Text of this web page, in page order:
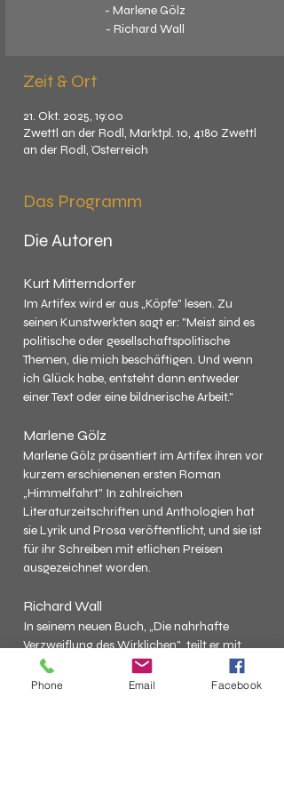
- Marlene Gölz
- Richard Wall
Zeit & Ort
21. Okt. 2025, 19:00
Zwettl an der Rodl, Marktpl. 10, 4180 Zwettl
an der Rodl, Österreich
Das Programm
Die Autoren
Kurt Mitterndorfer
Im Artifex wird er aus „Köpfe" lesen. Zu
seinen Kunstwerkten sagt er: "Meist sind es
politische oder gesellschaftspolitische
Themen, die mich beschäftigen. Und wenn
ich Glück habe, entsteht dann entweder
einer Text oder eine bildnerische Arbeit."
Marlene Gölz
Marlene Gölz präsentiert im Artifex ihren vor
kurzem erschienenen ersten Roman
„Himmelfahrt" In zahlreichen
Literaturzeitschriften und Anthologien hat
sie Lyrik und Prosa veröftentlicht, und sie ist
für ihr Schreiben mit etlichen Preisen
ausgezeichnet worden.
Richard Wall
In seinem neuen Buch, „Die nahrhafte
Verzweiflung des Wirklichen", teilt er mit
den Leserinnen und Lesern seine
Beobachtungen der disruptiven
Phone Email Facebook